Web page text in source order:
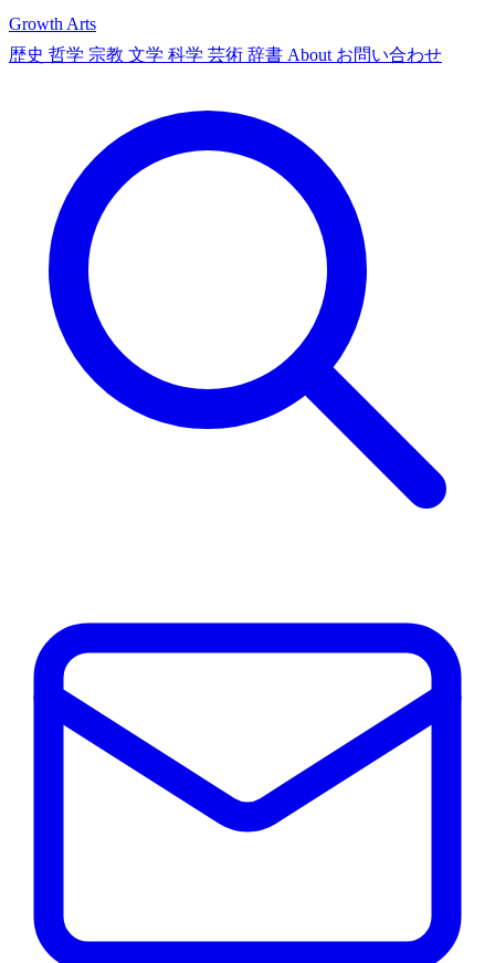
Growth Arts
歴史 哲学 宗教 文学 科学 芸術 辞書 About お問い合わせ